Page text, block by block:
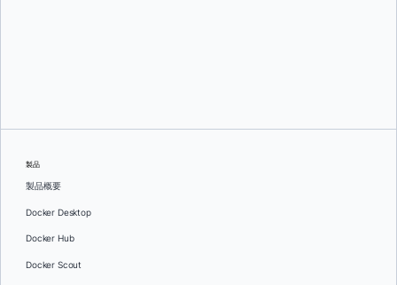
製品
製品概要
Docker Desktop
Docker Hub
Docker Scout